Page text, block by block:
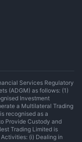
Services Regulatory
(ADGM) as follows: (1)
Investment
a Multilateral Trading
recognised as a
Provide Custody and
Trading Limited is
(i) Dealing in